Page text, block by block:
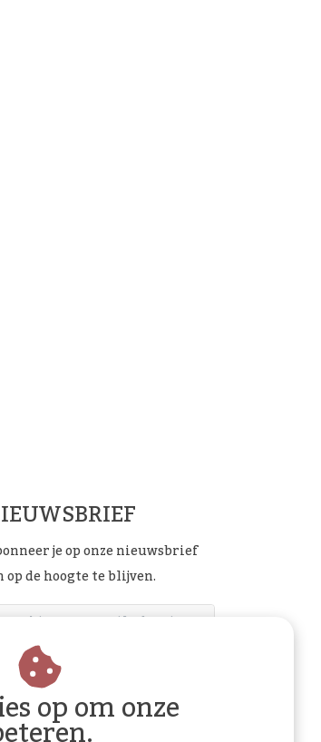
je op onze nieuwsbrief
op de hoogte te blijven.
ABONNEER
op om onze